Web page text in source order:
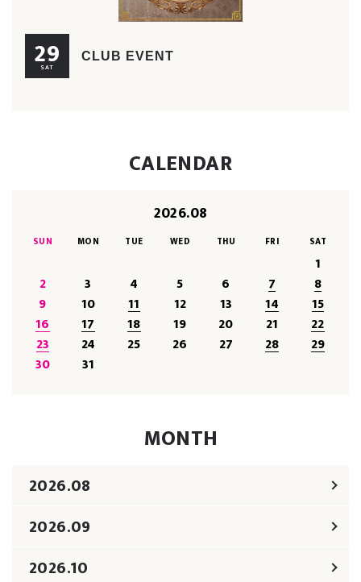
29
SAT
CLUB EVENT
CALENDAR
2026.08
SUN MON TUE WED THU FRI SAT
1
2
3 4 5 6 7
8
9
10 11 12 13 14
15
16
17 18 19 20 21
22
23
24 25 26 27 28
29
30
31
MONTH
2026.08
2026.09
2026.10